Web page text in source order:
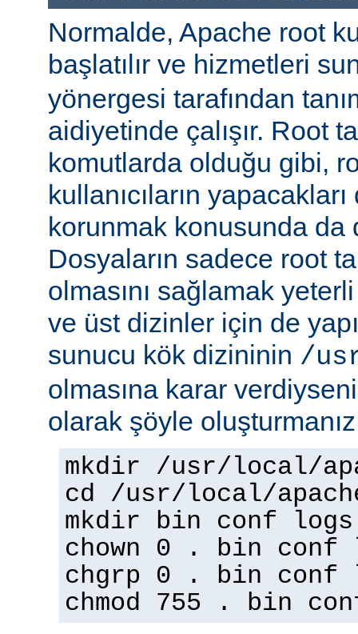
Normalde, Apache root
başlatılır ve hizmetleri
yönergesi tarafından
aidiyetinde çalışır. Root
komutlarda olduğu gibi,
kullanıcıların
korunmak konusunda da
Dosyaların sadece root
olmasını sağlamak
ve üst dizinler için de
sunucu kök dizininin /
olmasına karar
olarak şöyle
mkdir /usr/local/
cd /usr/local/
mkdir bin conf logs
chown 0 . bin conf
chgrp 0 . bin conf
chmod 755 . bin